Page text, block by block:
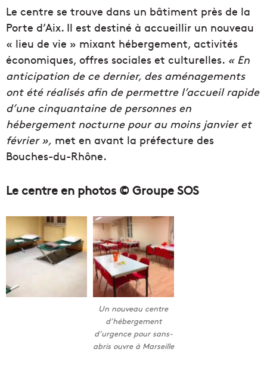
Le centre se trouve dans un bâtiment près de la
Porte d’Aix. Il est destiné à accueillir un nouveau
« lieu de vie » mixant hébergement, activités
économiques, offres sociales et culturelles. « En
anticipation de ce dernier, des aménagements
ont été réalisés afin de permettre l’accueil rapide
d’une cinquantaine de personnes en
hébergement nocturne pour au moins janvier et
février », met en avant la préfecture des
Bouches-du-Rhône.
Le centre en photos © Groupe SOS
Un nouveau centre
d’hébergement
d’urgence pour sans-
abris ouvre à Marseille